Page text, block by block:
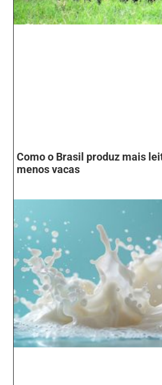
Como o Brasil produz mais
menos vacas